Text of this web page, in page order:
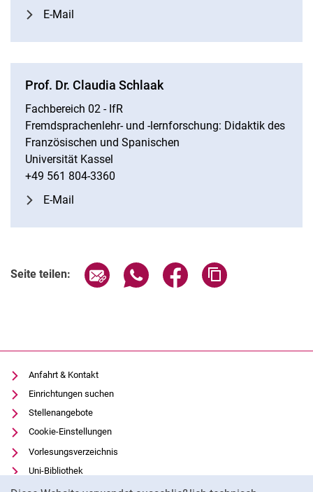
E-Mail
Prof. Dr. Claudia Schlaak
Fachbereich 02 - IfR
Fremdsprachenlehr- und -lernforschung: Didaktik des
Französischen und Spanischen
Universität Kassel
+49 561 804-3360
E-Mail
Seite teilen: Seite über E-Mail teilen
Seite über WhatsApp teilen
Seite über Facebook
Anfahrt & Kontakt
Einrichtungen suchen
Stellenangebote
Cookie-Einstellungen
Vorlesungsverzeichnis
Uni-Bibliothek
Moodle